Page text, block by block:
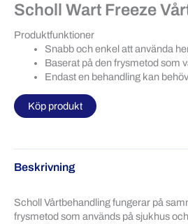
Scholl Wart Freeze
Produktfunktioner
Snabb och enkel att använda
Baserat på den frysmetod som
Endast en behandling kan
Köp produkt
Beskrivning
Scholl Vårtbehandling fungerar på
frysmetod som används på sjukhus